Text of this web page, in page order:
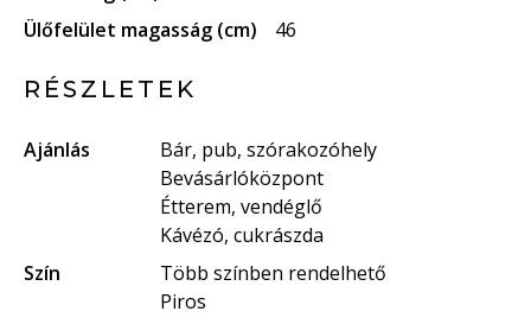
Ülőfelület magasság (cm)
46
RÉSZLETEK
Ajánlás
Bár, pub, szórakozóhely
Bevásárlóközpont
Étterem, vendéglő
Kávézó, cukrászda
Szín
Több színben rendelhető
Piros